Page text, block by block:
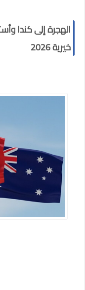
الهجرة إلى كندا
خيرية 2026